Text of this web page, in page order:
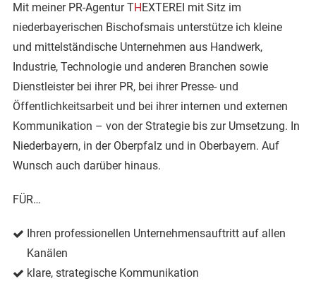
Mit meiner PR-Agentur THEXTEREI mit Sitz im
niederbayerischen Bischofsmais unterstütze ich kleine
und mittelständische Unternehmen aus Handwerk,
Industrie, Technologie und anderen Branchen sowie
Dienstleister bei ihrer PR, bei ihrer Presse- und
Öffentlichkeitsarbeit und bei ihrer internen und externen
Kommunikation – von der Strategie bis zur Umsetzung. In
Niederbayern, in der Oberpfalz und in Oberbayern. Auf
Wunsch auch darüber hinaus.
FÜR…
Ihren professionellen Unternehmensauftritt auf allen
Kanälen
klare, strategische Kommunikation